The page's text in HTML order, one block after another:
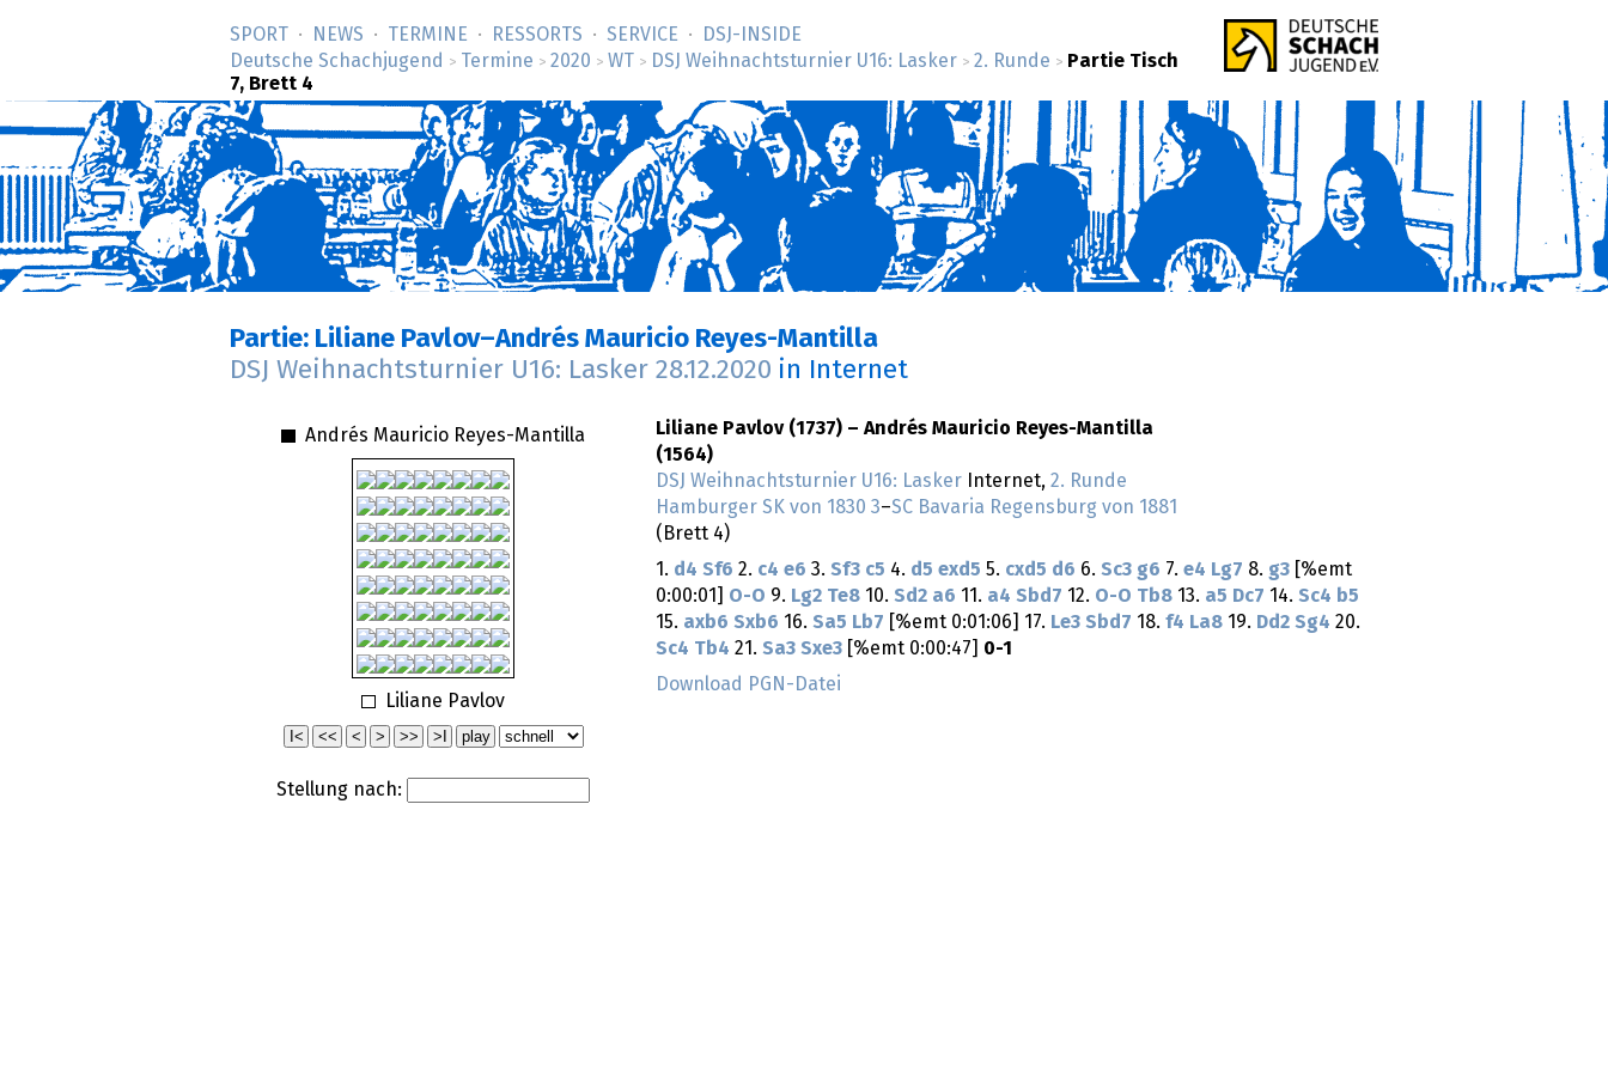
SPORT NEWS TERMINE RESSORTS SERVICE
DSJ-­INSIDE
Deutsche Schachjugend
> Termine > 2020 > WT > DSJ Weihnachtsturnier U16: Lasker > 2. Runde > Partie Tisch
7, Brett 4
Partie: Liliane Pavlov–Andrés Mauricio Reyes-Mantilla
DSJ Weihnachtsturnier U16: Lasker 28.12.2020 in Internet
Andrés Mauricio Reyes-Mantilla
Liliane Pavlov
Stellung nach:
Liliane Pavlov (1737) – Andrés Mauricio Reyes-Mantilla
(1564)
DSJ Weihnachtsturnier U16: Lasker Internet, 2. Runde
Hamburger SK von 1830 3–SC Bavaria Regensburg von 1881
(Brett 4)
1. d4 Sf6 2. c4 e6 3. Sf3 c5 4. d5 exd5 5. cxd5 d6 6. Sc3 g6 7. e4 Lg7 8. g3 [%emt
0:00:01] O-O 9. Lg2 Te8 10. Sd2 a6 11. a4 Sbd7 12. O-O Tb8 13. a5 Dc7 14. Sc4 b5
15. axb6 Sxb6 16. Sa5 Lb7 [%emt 0:01:06] 17. Le3 Sbd7 18. f4 La8 19. Dd2 Sg4 20.
Sc4 Tb4 21. Sa3 Sxe3 [%emt 0:00:47] 0-1
Download PGN-Datei